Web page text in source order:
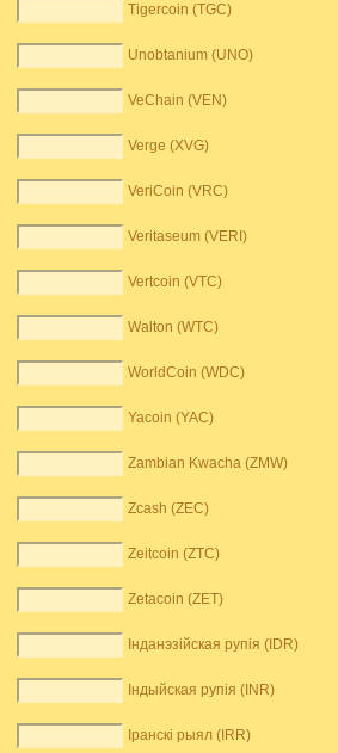
Tigercoin (TGC)
Unobtanium (UNO)
VeChain (VEN)
Verge (XVG)
VeriCoin (VRC)
Veritaseum (VERI)
Vertcoin (VTC)
Walton (WTC)
WorldCoin (WDC)
Yacoin (YAC)
Zambian Kwacha (ZMW)
Zcash (ZEC)
Zeitcoin (ZTC)
Zetacoin (ZET)
Інданэзійская рупія (IDR)
Індыйская рупія (INR)
Іранскі рыял (IRR)